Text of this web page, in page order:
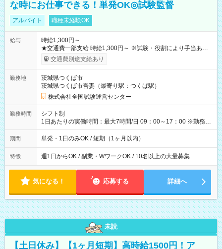
な時にお仕事できる！単発OK◎試験監督
アルバイト 職種未経験OK
給与
時給1,300円～
★交通費一部支給 時給1,300円～ ※試験・役割により手当あり
※勤務回数により昇給あり 【即給（前払い）オプションあ
り！】 希望される場合、勤務から1週間ほどで給与の一部を受け
例】 ・河合塾模擬試験 8:30～17:30（休憩1時間） 時給1,300円
×8時間＝日収10,400円＋交通費 ※当日の役割により時給＋100
円の場合あり ・国家試験 7:00～13:30（休憩なし） 時給1,300
円（役割手当＋100円）×6時間＝日収8,400円＋交通費 【試用期
間】試用期間なし
交通費別途支給あり
勤務地
茨城県つくば市
茨城県つくば市吾妻（最寄り駅：つくば駅）
株式会社全国試験運営センター
勤務時間
シフト制
1日あたりの実働時間：最大7時間/日 09：00～17：00 ※勤務時
間は 試験により異なります。
期間 単発・1日のみOK / 短期（1ヶ月以内）
特徴 週1日からOK / 副業・WワークOK / 10名以上の大量募集
気になる！ 応募する 詳細へ
未読
【土日休み】【1ヶ月短期】高時給1500円！ア